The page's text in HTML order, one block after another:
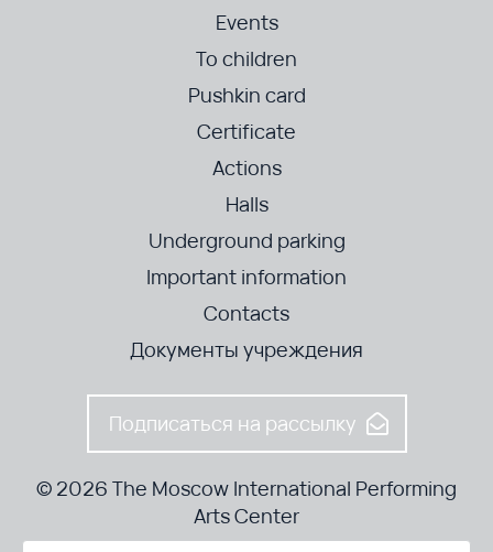
Events
To children
Pushkin card
Certificate
Actions
Halls
Underground parking
Important information
Contacts
Документы учреждения
Подписаться на рассылку
© 2026 The Moscow International Performing
Arts Center